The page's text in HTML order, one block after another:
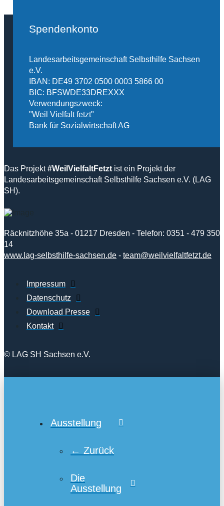
Spendenkonto
Landesarbeitsgemeinschaft Selbsthilfe Sachsen
e.V.
IBAN: DE49 3702 0500 0003 5866 00
BIC: BFSWDE33DREXXX
Verwendungszweck:
"Weil Vielfalt fetzt"
Bank für Sozialwirtschaft AG
Das Projekt#WeilVielfaltFetzt ist ein Projekt der
Landesarbeitsgemeinschaft Selbsthilfe Sachsen e.V. (LAG
SH).
Räcknitzhöhe 35a - 01217 Dresden - Telefon: 0351 - 479 350
14
www.lag-selbsthilfe-sachsen.de - team@weilvielfaltfetzt.de
Impressum
Datenschutz
Download Presse
Kontakt
© LAG SH Sachsen e.V.
Ausstellung
← Zurück
Die
Ausstellung